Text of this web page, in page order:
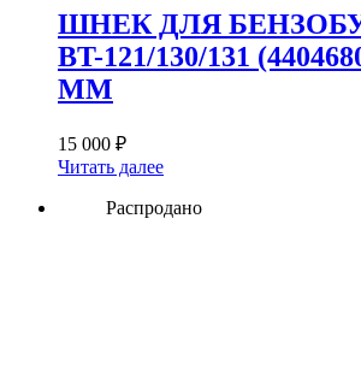
ШНЕК ДЛЯ
BT-121/130/131
ММ
15 000 ₽
Читать далее
Распродано